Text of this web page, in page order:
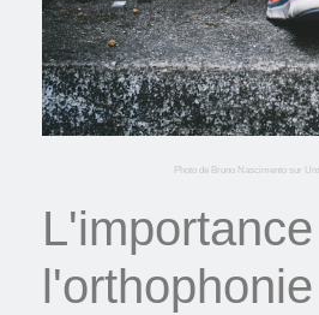
Photo de Bruno Nascimento sur
l'orthophonie